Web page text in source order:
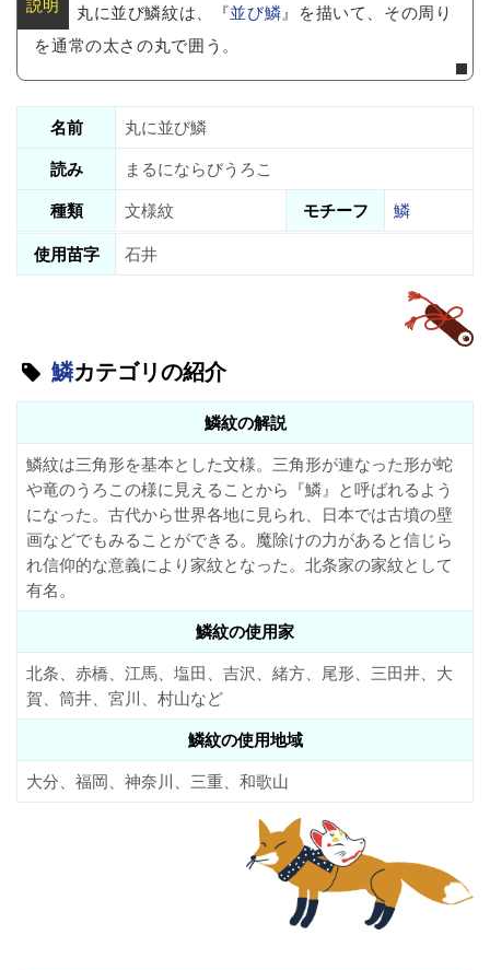
丸に並び鱗紋は、『並び鱗』を描いて、その周り
を通常の太さの丸で囲う。
名前
丸に並び鱗
読み
まるにならびうろこ
種類
文様紋 モチーフ
鱗
使用苗字
石井
鱗カテゴリの紹介
鱗紋の解説
鱗紋は三角形を基本とした文様。三角形が連なった形が蛇
や竜のうろこの様に見えることから『鱗』と呼ばれるよう
になった。古代から世界各地に見られ、日本では古墳の壁
画などでもみることができる。魔除けの力があると信じら
れ信仰的な意義により家紋となった。北条家の家紋として
有名。
鱗紋の使用家
北条、赤橋、江馬、塩田、吉沢、緒方、尾形、三田井、大
賀、筒井、宮川、村山など
鱗紋の使用地域
大分、福岡、神奈川、三重、和歌山